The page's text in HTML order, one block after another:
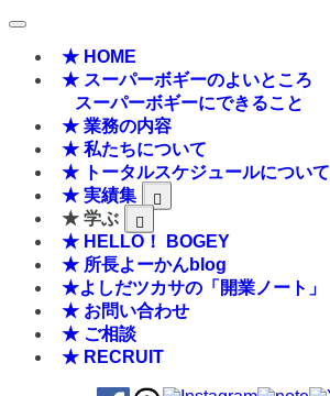
★ HOME
★ スーパーボギーのよいところ
スーパーボギーにできること
★ 業務の内容
★ 私たちについて
★ トータルスケジュールについて
★ 実績集
★ 学ぶ
★ HELLO！ BOGEY
★ 所長よーかんblog
★よしだツカサの「開業ノート」
★ お問い合わせ
★ ご相談
★ RECRUIT